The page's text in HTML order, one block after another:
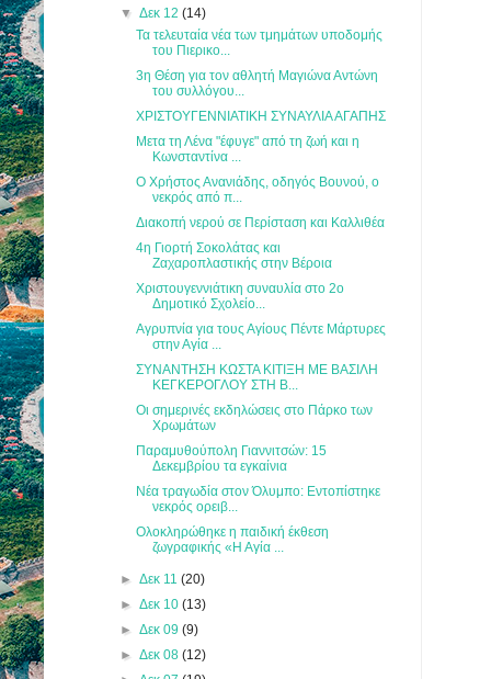
▼ Δεκ 12 (14)
Τα τελευταία νέα των τμημάτων υποδομής
του Πιερικο...
3η Θέση για τον αθλητή Μαγιώνα Αντώνη
του συλλόγου...
ΧΡΙΣΤΟΥΓΕΝΝΙΑΤΙΚΗ ΣΥΝΑΥΛΙΑ ΑΓΑΠΗΣ
Μετα τη Λένα "έφυγε" από τη ζωή και η
Κωνσταντίνα ...
Ο Χρήστος Ανανιάδης, οδηγός Βουνού, ο
νεκρός από π...
Διακοπή νερού σε Περίσταση και Καλλιθέα
4η Γιορτή Σοκολάτας και
Ζαχαροπλαστικής στην Βέροια
Χριστουγεννιάτικη συναυλία στο 2ο
Δημοτικό Σχολείο...
Αγρυπνία για τους Αγίους Πέντε Μάρτυρες
στην Αγία ...
ΣΥΝΑΝΤΗΣΗ ΚΩΣΤΑ ΚΙΤΙΞΗ ΜΕ ΒΑΣΙΛΗ
ΚΕΓΚΕΡΟΓΛΟΥ ΣΤΗ Β...
Οι σημερινές εκδηλώσεις στο Πάρκο των
Χρωμάτων
Παραμυθούπολη Γιαννιτσών: 15
Δεκεμβρίου τα εγκαίνια
Νέα τραγωδία στον Όλυμπο: Εντοπίστηκε
νεκρός ορειβ...
Ολοκληρώθηκε η παιδική έκθεση
ζωγραφικής «Η Αγία ...
► Δεκ 11 (20)
► Δεκ 10 (13)
► Δεκ 09 (9)
► Δεκ 08 (12)